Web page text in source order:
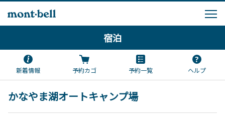
宿泊
新着情報 予約カゴ 予約一覧 ヘルプ
かなやま湖オートキャンプ場